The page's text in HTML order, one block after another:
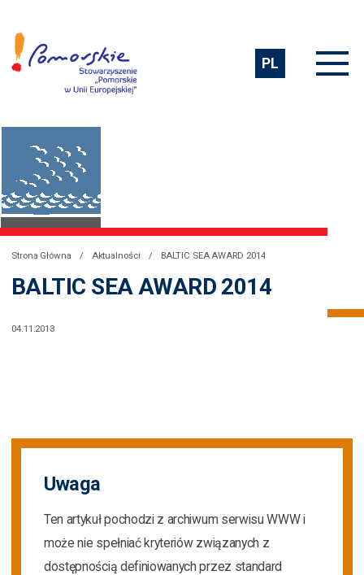
PL
Strona Główna Aktualności BALTIC SEA AWARD 2014
BALTIC SEA AWARD 2014
04.11.2013
Uwaga
Ten artykuł pochodzi z archiwum serwisu WWW i
może nie spełniać kryteriów związanych z
dostępnością definiowanych przez standard